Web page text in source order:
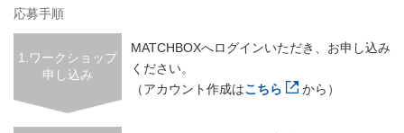
応募手順
1.ワークショップ
申し込み
MATCHBOXへログインいただき、お申し込み
ください。
（アカウント作成はこちら から）